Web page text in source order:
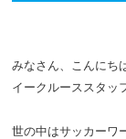
みなさん、こんにち
イークルーススタッ
世の中はサッカーワ